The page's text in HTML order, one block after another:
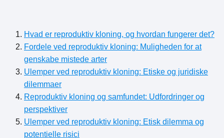
Hvad er reproduktiv kloning, og hvordan fungerer det?
Fordele ved reproduktiv kloning: Muligheden for at
genskabe mistede arter
Ulemper ved reproduktiv kloning: Etiske og juridiske
dilemmaer
Reproduktiv kloning og samfundet: Udfordringer og
perspektiver
Ulemper ved reproduktiv kloning: Etisk dilemma og
potentielle risici